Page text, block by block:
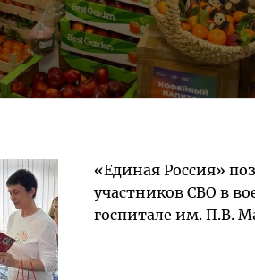
«Единая Россия»
участников СВО в
госпитале им. П.В.